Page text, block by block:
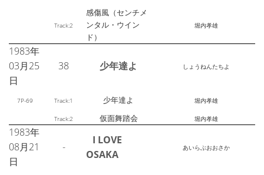
Track:2
感傷風（センチメ
ンタル・ウイン
ド）
堀内孝雄
1983年
03月25
日
38 少年達よ しょうねんたちよ
7P-69 Track:1 少年達よ 堀内孝雄
Track:2 仮面舞踏会 堀内孝雄
1983年
08月21
日
-
I LOVE
OSAKA
あいらぶおおさか